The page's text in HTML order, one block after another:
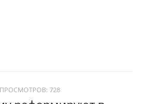
ПРОСМОТРОВ: 728